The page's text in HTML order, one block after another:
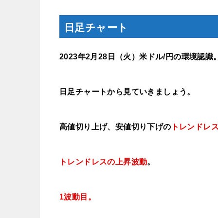
日足チャート
2023年2月28 日（火 ）米ドル/円の環境認識。
日足チャートから見ていきましょう。
高値切り上げ、安値切り下げの トレンドレス
トレンドレスの上昇波動。
1波動目。